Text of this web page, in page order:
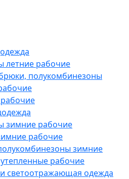
летние рабочие
полукомбинезоны
зимние рабочие
рабочие
зимние
рабочие
светоотражающая одежда